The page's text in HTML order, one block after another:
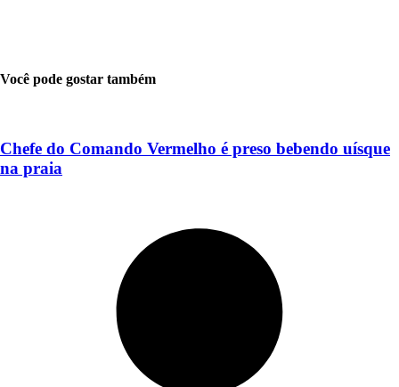
Você pode gostar também
Chefe do Comando Vermelho é preso bebendo uísque
na praia